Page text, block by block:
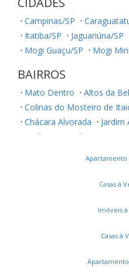
Campinas/SP
Itatiba/SP
Jaguariúna/SP
Mogi Guaçu/SP
Mogi
Salto/SP
Valinhos/SP
Vinhedo/SP
BAIRROS
Mato Dentro
Altos da
Colinas do Mosteiro de
Chácara Alvorada
Jardim
Jardim Morumbi
Colinas de Indaiatuba
Apartamento
Casas à
Imóveis
Casas à